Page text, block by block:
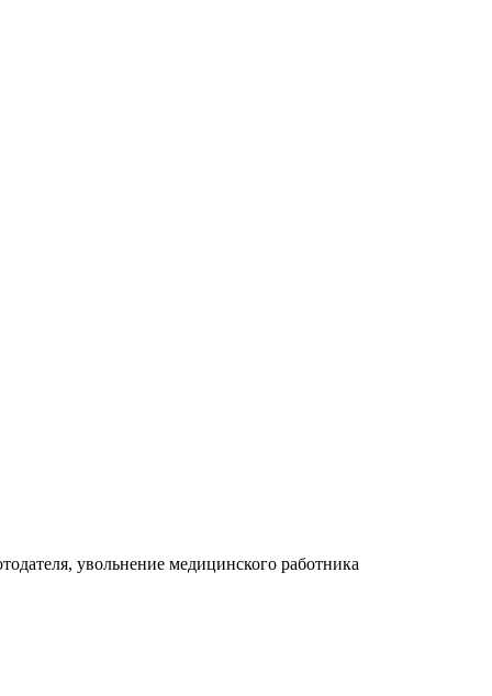
увольнение медицинского работника